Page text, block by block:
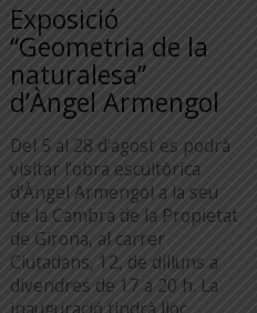
Exposició
“Geometria de la
naturalesa”
d’Àngel Armengol
Del 5 al 28 d’agost es podrà
visitar l’obra escultòrica
d’Àngel Armengol a la seu
de la Cambra de la Propietat
de Girona, al carrer
Ciutadans, 12, de dilluns a
divendres de 17 a 20 h. La